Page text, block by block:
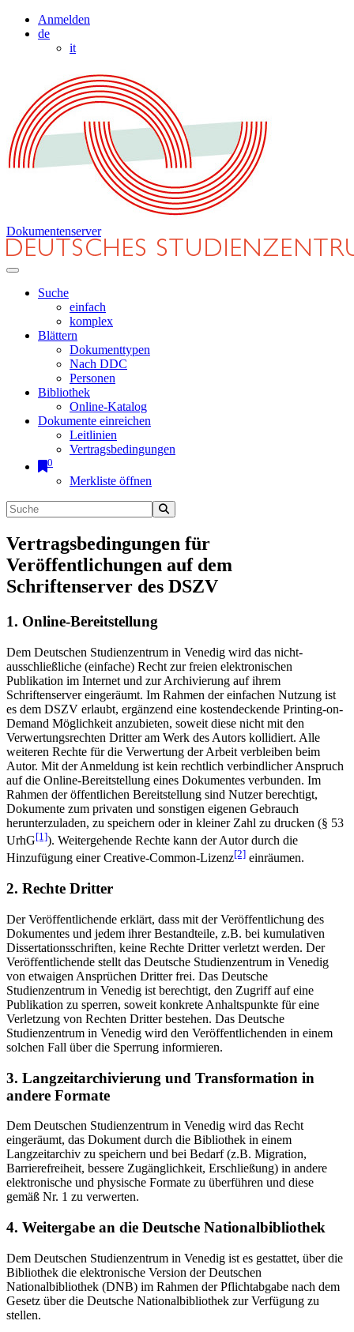
Anmelden
de
it
Dokumentenserver
Suche
einfach
komplex
Blättern
Dokumenttypen
Nach DDC
Personen
Bibliothek
Online-Katalog
Dokumente einreichen
Leitlinien
Vertragsbedingungen
0
Merkliste öffnen
Vertragsbedingungen für
Veröffentlichungen auf dem
Schriftenserver des DSZV
1. Online-Bereitstellung
Dem Deutschen Studienzentrum in Venedig wird das nicht-
ausschließliche (einfache) Recht zur freien elektronischen
Publikation im Internet und zur Archivierung auf ihrem
Schriftenserver eingeräumt. Im Rahmen der einfachen Nutzung ist
es dem DSZV erlaubt, ergänzend eine kostendeckende Printing-on-
Demand Möglichkeit anzubieten, soweit diese nicht mit den
Verwertungsrechten Dritter am Werk des Autors kollidiert. Alle
weiteren Rechte für die Verwertung der Arbeit verbleiben beim
Autor. Mit der Anmeldung ist kein rechtlich verbindlicher Anspruch
auf die Online-Bereitstellung eines Dokumentes verbunden. Im
Rahmen der öffentlichen Bereitstellung sind Nutzer berechtigt,
Dokumente zum privaten und sonstigen eigenen Gebrauch
herunterzuladen, zu speichern oder in kleiner Zahl zu drucken (§ 53
UrhG[1]). Weitergehende Rechte kann der Autor durch die
Hinzufügung einer Creative-Common-Lizenz[2] einräumen.
2. Rechte Dritter
Der Veröffentlichende erklärt, dass mit der Veröffentlichung des
Dokumentes und jedem ihrer Bestandteile, z.B. bei kumulativen
Dissertationsschriften, keine Rechte Dritter verletzt werden. Der
Veröffentlichende stellt das Deutsche Studienzentrum in Venedig
von etwaigen Ansprüchen Dritter frei. Das Deutsche
Studienzentrum in Venedig ist berechtigt, den Zugriff auf eine
Publikation zu sperren, soweit konkrete Anhaltspunkte für eine
Verletzung von Rechten Dritter bestehen. Das Deutsche
Studienzentrum in Venedig wird den Veröffentlichenden in einem
solchen Fall über die Sperrung informieren.
3. Langzeitarchivierung und Transformation in
andere Formate
Dem Deutschen Studienzentrum in Venedig wird das Recht
eingeräumt, das Dokument durch die Bibliothek in einem
Langzeitarchiv zu speichern und bei Bedarf (z.B. Migration,
Barrierefreiheit, bessere Zugänglichkeit, Erschließung) in andere
elektronische und physische Formate zu überführen und diese
gemäß Nr. 1 zu verwerten.
4. Weitergabe an die Deutsche Nationalbibliothek
Dem Deutschen Studienzentrum in Venedig ist es gestattet, über die
Bibliothek die elektronische Version der Deutschen
Nationalbibliothek (DNB) im Rahmen der Pflichtabgabe nach dem
Gesetz über die Deutsche Nationalbibliothek zur Verfügung zu
stellen.